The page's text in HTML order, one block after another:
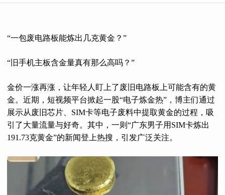
“一包废电路板能炼出几克黄金？”
“旧手机主板含金量真有那么高吗？”
金价一涨再涨，让年轻人盯上了废旧电路板上可能含有的黄
金。近期，短视频平台掀起一股“电子炼金热”，博主们通过
展示从废旧芯片、SIM卡等电子废料中提取黄金的过程，吸
引了大量流量与好奇。其中，一则“广东男子用SIM卡炼出
191.73克黄金”的新闻登上热搜，引发广泛关注。